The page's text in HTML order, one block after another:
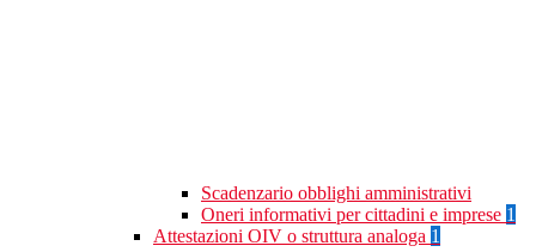
Scadenzario obblighi amministrativi
Oneri informativi per cittadini e imprese 1
Attestazioni OIV o struttura analoga 1